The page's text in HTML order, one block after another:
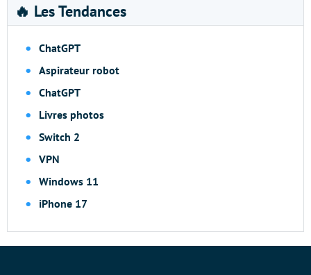
🔥 Les Tendances
ChatGPT
Aspirateur robot
ChatGPT
Livres photos
Switch 2
VPN
Windows 11
iPhone 17